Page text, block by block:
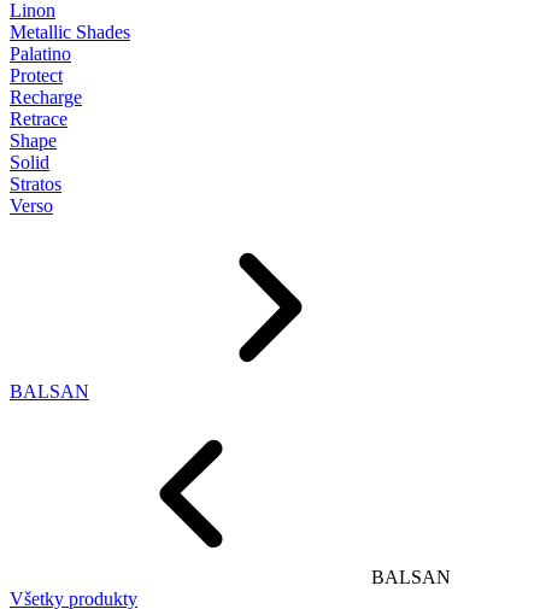
Linon
Metallic Shades
Palatino
Protect
Recharge
Retrace
Shape
Solid
Stratos
Verso
BALSAN
BALSAN
Všetky produkty